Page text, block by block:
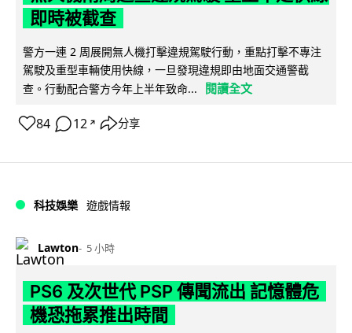
即時被截查
警方一連 2 周展開無人機打擊違規駕駛行動，重點打擊不專注
駕駛及重型車輛使用快線，一旦發現違規即由地面交通警截
查。行動配合警方今年上半年致命...
閱讀全文
84 12 ↗ 分享
科技娛樂 遊戲情報
Lawton 5 小時
PS6 及次世代 PSP 傳聞流出 記憶體危
機恐拖累推出時間